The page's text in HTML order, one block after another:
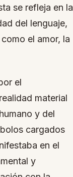
se refleja en la
del lenguaje,
el amor, la
el
material
y del
cargados
en el
y